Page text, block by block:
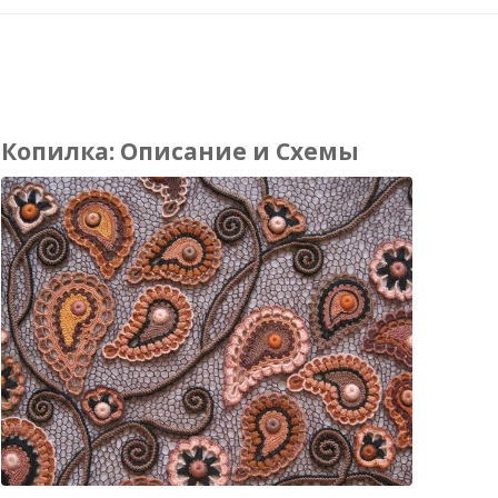
Копилка: Описание и Схемы